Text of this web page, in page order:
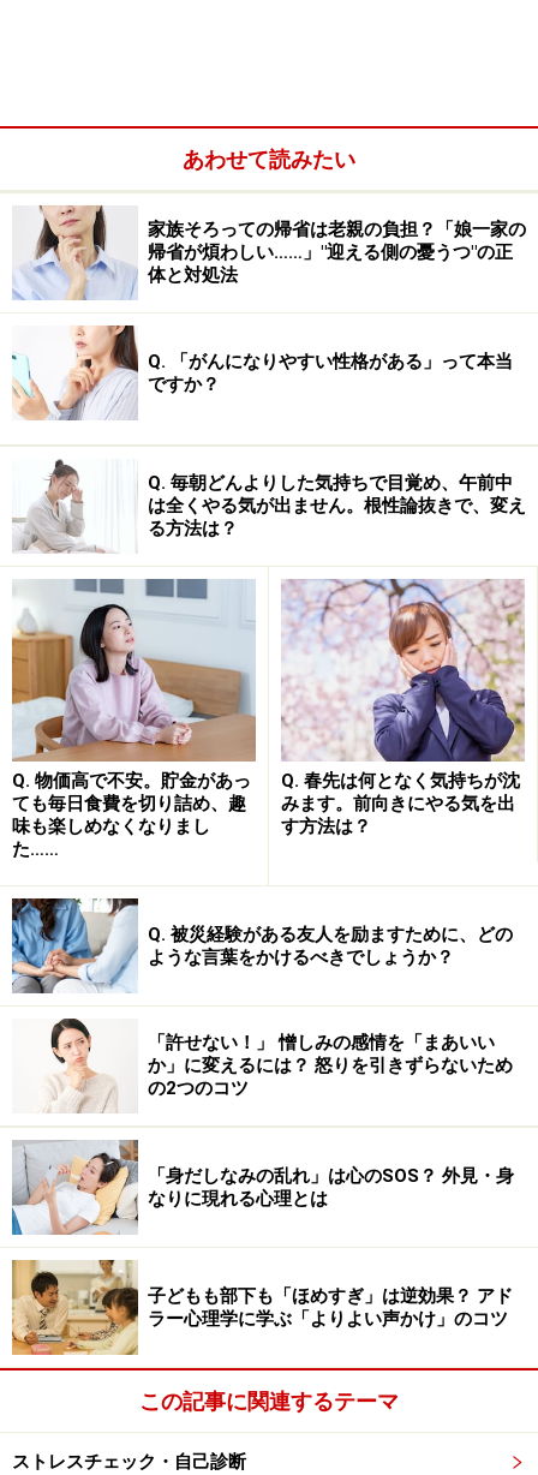
楽観バイアスが作動しやすい「ギリギリの
ストレス状態」
「楽観バイアス」は、過大なストレスから自分を守るた
めに無意識的に生じる心理的作用です。感染への不安、
感染対策をし続ける徒労感、人と会って話せない不
満……。こうしてストレスが募っていくと、心はとても不
安定になっていきます。
長引くコロナ禍は、誰にとっても耐えがたい苦痛です。
その過大なストレスを払しょくするために、「なんとか
なるさ」と楽観バイアスを無意識的に働かせて、心の安
定を取り戻そうとする。そのようなギリギリのストレス
状態にある人が多い。それもまた理解はできます。
自他を感染リスクにさらしてしまう、たっ
た一度の気の緩み
しかし、ストレスの反動によって楽観バイアスに流され
ると、自他を感染リスクにさらしてしまいます。まじめ
にコツコツ感染対策を続けてきたのに、つい一杯のお
酒、一通の誘いをきっかけに楽観バイアスが作動し、リ
スク行為を冒して感染してしまう。そんな悲しい事実
も、他人事ではありません。
楽観バイアスに流されて羽目を外すと、その一瞬は幸福
でも、感染後はとてもつらく、苦しい思いをしてしまい
ます。
楽観バイアスに流されないための5つの習慣
あわせて読みたい
家族そろっての帰省は老親の負担？「娘一家の
帰省が煩わしい……」"迎える側の憂うつ"の正
体と対処法
Q. 「がんになりやすい性格がある」って本当
ですか？
Q. 毎朝どんよりした気持ちで目覚め、午前中
は全くやる気が出ません。根性論抜きで、変え
る方法は？
Q. 物価高で不安。貯金があっ
ても毎日食費を切り詰め、趣
味も楽しめなくなりまし
た……
Q. 春先は何となく気持ちが沈
みます。前向きにやる気を出
す方法は？
Q. 被災経験がある友人を励ますために、どの
ような言葉をかけるべきでしょうか？
「許せない！」 憎しみの感情を「まあいい
か」に変えるには？ 怒りを引きずらないため
の2つのコツ
「身だしなみの乱れ」は心のSOS？ 外見・身
なりに現れる心理とは
子どもも部下も「ほめすぎ」は逆効果？ アド
ラー心理学に学ぶ「よりよい声かけ」のコツ
この記事に関連するテーマ
ストレスチェック・自己診断